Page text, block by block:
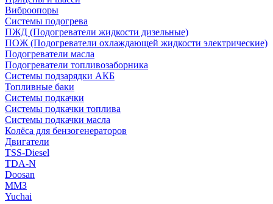
Виброопоры
Системы подогрева
ПЖД (Подогреватели жидкости дизельные)
ПОЖ (Подогреватели охлаждающей жидкости электрические)
Подогреватели масла
Подогреватели топливозаборника
Системы подзарядки АКБ
Топливные баки
Системы подкачки
Системы подкачки топлива
Системы подкачки масла
Колёса для бензогенераторов
Двигатели
TSS-Diesel
TDA-N
Doosan
ММЗ
Yuchai